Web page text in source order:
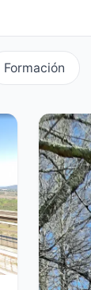
Formación